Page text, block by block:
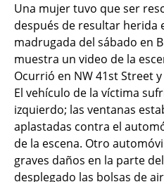
Una mujer tuvo que ser
después de resultar herida
madrugada del sábado en
muestra un video de la
Ocurrió en NW 41st Street
El vehículo de la víctima
izquierdo; las ventanas
aplastadas contra el
de la escena. Otro
graves daños en la parte
desplegado las bolsas de